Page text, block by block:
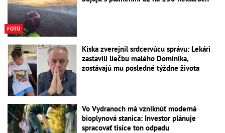
FOTO
Kiska zverejnil srdcervúcu správu: Lekári
zastavili liečbu malého Dominika,
zostávajú mu posledné týždne života
Vo Vydranoch má vzniknúť moderná
bioplynová stanica: Investor plánuje
spracovať tisíce ton odpadu